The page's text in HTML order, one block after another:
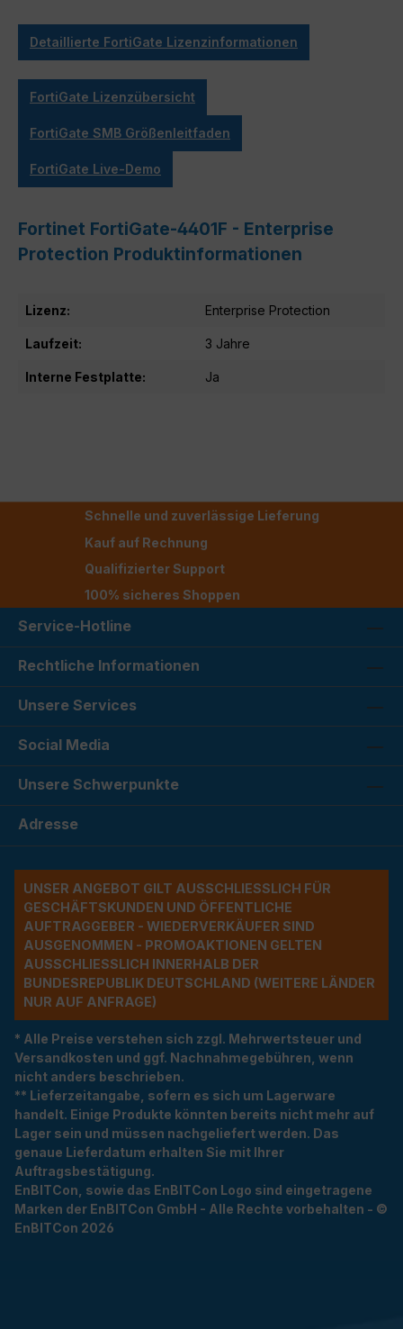
Detaillierte FortiGate Lizenzinformationen
FortiGate Lizenzübersicht
FortiGate SMB Größenleitfaden
FortiGate Live-Demo
Fortinet FortiGate-4401F - Enterprise
Protection Produktinformationen
Lizenz: Enterprise Protection
Laufzeit: 3 Jahre
Interne Festplatte: Ja
Schnelle und zuverlässige Lieferung
Kauf auf Rechnung
Qualifizierter Support
100% sicheres Shoppen
Service-Hotline
Rechtliche Informationen
Unsere Services
Social Media
Unsere Schwerpunkte
Adresse
UNSER ANGEBOT GILT AUSSCHLIESSLICH FÜR G
ESCHÄFTSKUNDEN UND ÖFFENTLICHE A
UFTRAGGEBER - WIEDERVERKÄUFER SIND A
USGENOMMEN - PROMOAKTIONEN GELTEN A
USSCHLIESSLICH INNERHALB DER BU
NDESREPUBLIK DEUTSCHLAND (WEITERE LÄNDER NU
R AUF ANFRAGE)
* Alle Preise verstehen sich zzgl. Mehrwertsteuer und
Versandkosten und ggf. Nachnahmegebühren, wenn
nicht anders beschrieben.
** Lieferzeitangabe, sofern es sich um Lagerware
handelt. Einige Produkte könnten bereits nicht mehr auf
Lager sein und müssen nachgeliefert werden. Das
genaue Lieferdatum erhalten Sie mit Ihrer
Auftragsbestätigung.
EnBITCon, sowie das EnBITCon Logo sind eingetragene
Marken der EnBITCon GmbH - Alle Rechte vorbehalten - ©
EnBITCon 2026